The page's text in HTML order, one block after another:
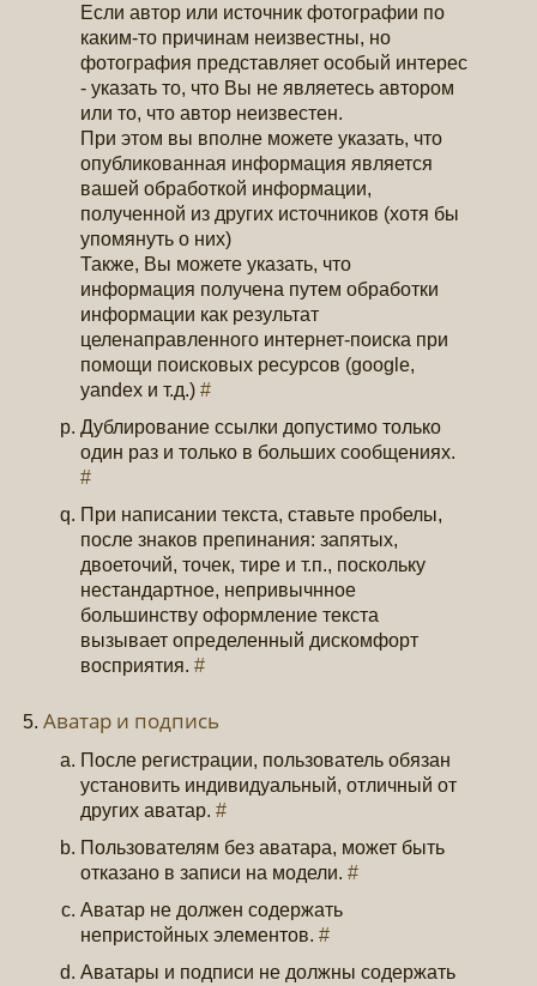
Если автор или источник фотографии по
каким-то причинам неизвестны, но
фотография представляет особый интерес
- указать то, что Вы не являетесь автором
или то, что автор неизвестен.
При этом вы вполне можете указать, что
опубликованная информация является
вашей обработкой информации,
полученной из других источников (хотя бы
упомянуть о них)
Также, Вы можете указать, что
информация получена путем обработки
информации как результат
целенаправленного интернет-поиска при
помощи поисковых ресурсов (google,
yandex и т.д.)#
Дублирование ссылки допустимо только
один раз и только в больших сообщениях.
#
При написании текста, ставьте пробелы,
после знаков препинания: запятых,
двоеточий, точек, тире и т.п., поскольку
нестандартное, непривычнное
большинству оформление текста
вызывает определенный дискомфорт
восприятия.#
Аватар и подпись
После регистрации, пользователь обязан
установить индивидуальный, отличный от
других аватар.#
Пользователям без аватара, может быть
отказано в записи на модели.#
Аватар не должен содержать
непристойных элементов.#
Аватары и подписи не должны содержать